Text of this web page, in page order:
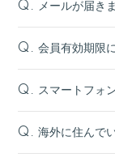
Q. メールが届き
Q. 会員有効期限
Q. スマートフォ
Q. 海外に住んで